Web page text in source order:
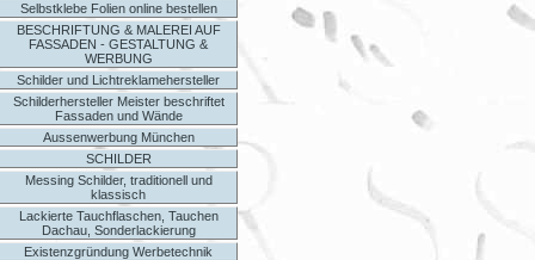
Selbstklebe Folien online bestellen
BESCHRIFTUNG & MALEREI AUF
FASSADEN - GESTALTUNG &
WERBUNG
Schilder und Lichtreklamehersteller
Schilderhersteller Meister beschriftet
Fassaden und Wände
Aussenwerbung München
SCHILDER
Messing Schilder, traditionell und
klassisch
Lackierte Tauchflaschen, Tauchen
Dachau, Sonderlackierung
Existenzgründung Werbetechnik